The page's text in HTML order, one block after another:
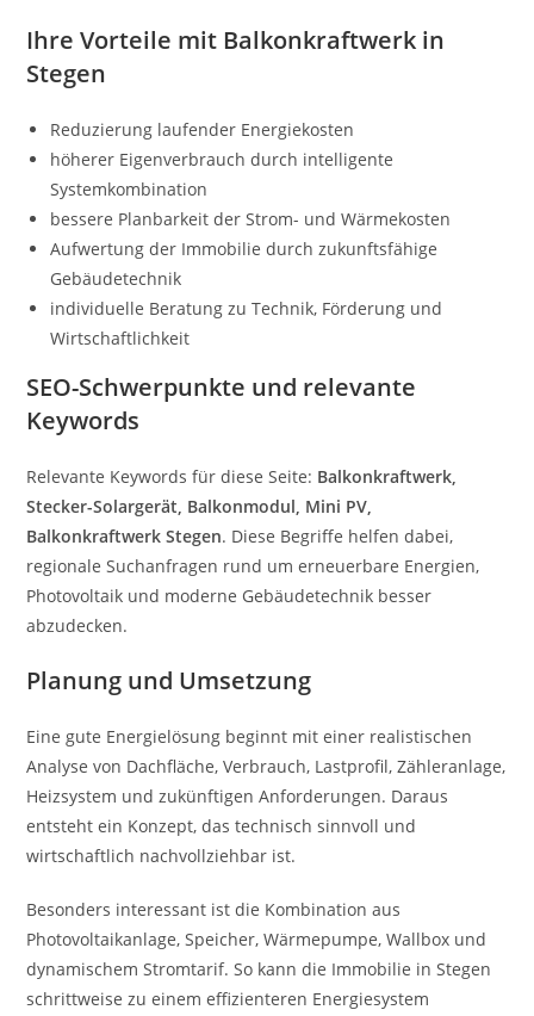
Ihre Vorteile mit Balkonkraftwerk in
Stegen
Reduzierung laufender Energiekosten
höherer Eigenverbrauch durch intelligente
Systemkombination
bessere Planbarkeit der Strom- und Wärmekosten
Aufwertung der Immobilie durch zukunftsfähige
Gebäudetechnik
individuelle Beratung zu Technik, Förderung und
Wirtschaftlichkeit
SEO-Schwerpunkte und relevante
Keywords
Relevante Keywords für diese Seite: Balkonkraftwerk,
Stecker-Solargerät, Balkonmodul, Mini PV,
Balkonkraftwerk Stegen. Diese Begriffe helfen dabei,
regionale Suchanfragen rund um erneuerbare Energien,
Photovoltaik und moderne Gebäudetechnik besser
abzudecken.
Planung und Umsetzung
Eine gute Energielösung beginnt mit einer realistischen
Analyse von Dachfläche, Verbrauch, Lastprofil, Zähleranlage,
Heizsystem und zukünftigen Anforderungen. Daraus
entsteht ein Konzept, das technisch sinnvoll und
wirtschaftlich nachvollziehbar ist.
Besonders interessant ist die Kombination aus
Photovoltaikanlage, Speicher, Wärmepumpe, Wallbox und
dynamischem Stromtarif. So kann die Immobilie in Stegen
schrittweise zu einem effizienteren Energiesystem